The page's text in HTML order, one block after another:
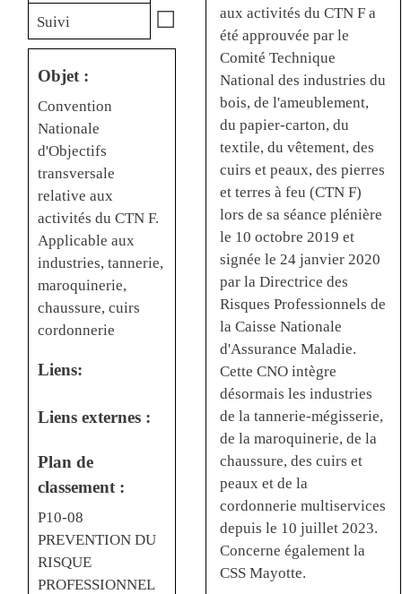
Suivi ☐
Objet :
Convention
Nationale
d'Objectifs
transversale
relative aux
activités du CTN F.
Applicable aux
industries, tannerie,
maroquinerie,
chaussure, cuirs
cordonnerie
Liens:
Liens externes :
Plan de
classement :
P10-08
PREVENTION DU
RISQUE
PROFESSIONNEL
aux activités du CTN F a
été approuvée par le
Comité Technique
National des industries du
bois, de l'ameublement,
du papier-carton, du
textile, du vêtement, des
cuirs et peaux, des pierres
et terres à feu (CTN F)
lors de sa séance plénière
le 10 octobre 2019 et
signée le 24 janvier 2020
par la Directrice des
Risques Professionnels de
la Caisse Nationale
d'Assurance Maladie.
Cette CNO intègre
désormais les industries
de la tannerie-mégisserie,
de la maroquinerie, de la
chaussure, des cuirs et
peaux et de la
cordonnerie multiservices
depuis le 10 juillet 2023.
Concerne également la
CSS Mayotte.